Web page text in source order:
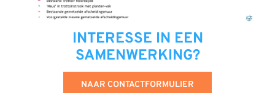
INTERESSE IN EEN
SAMENWERKING?
NAAR CONTACTFORMULIER